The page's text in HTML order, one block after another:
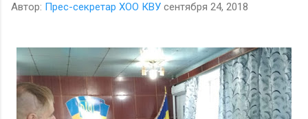
Автор: Прес-секретар ХОО КВУ сентября 24, 2018